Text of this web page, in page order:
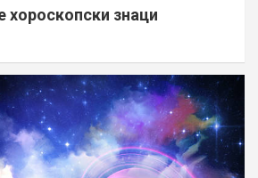
хороскопски знаци